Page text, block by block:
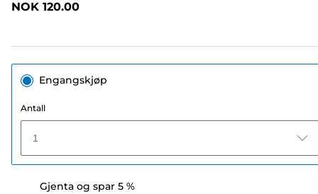
NOK 120.00
Engangskjøp
Antall
1
Gjenta og spar 5 %